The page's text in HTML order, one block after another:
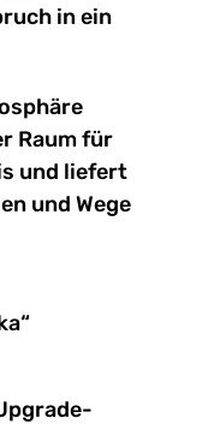
in ein
Raum für
und liefert
und Wege